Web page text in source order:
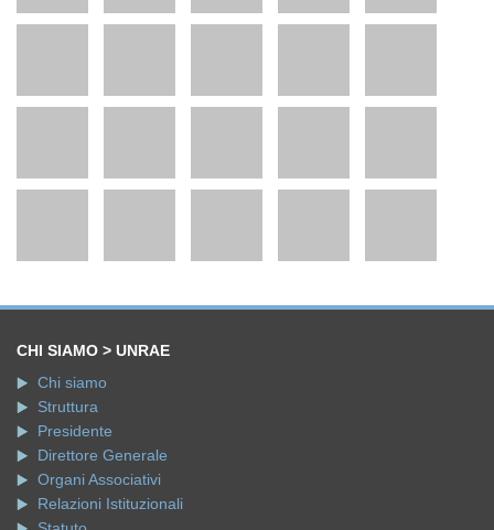
CHI SIAMO > UNRAE
Chi siamo
Struttura
Presidente
Direttore Generale
Organi Associativi
Relazioni Istituzionali